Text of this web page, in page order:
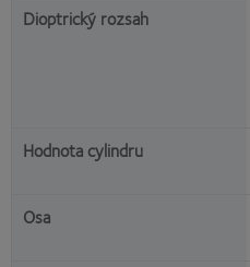
Dioptrický rozsah
Hodnota cylindru
Osa